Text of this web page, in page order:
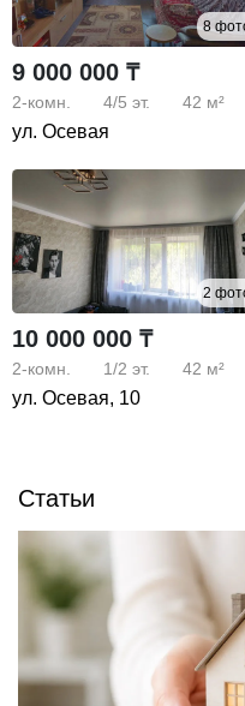
8
9 000 000 ₸
2-комн. 4/5 эт. 42 м²
ул. Осевая
2
10 000 000 ₸
2-комн. 1/2 эт. 42 м²
ул. Осевая, 10
Статьи